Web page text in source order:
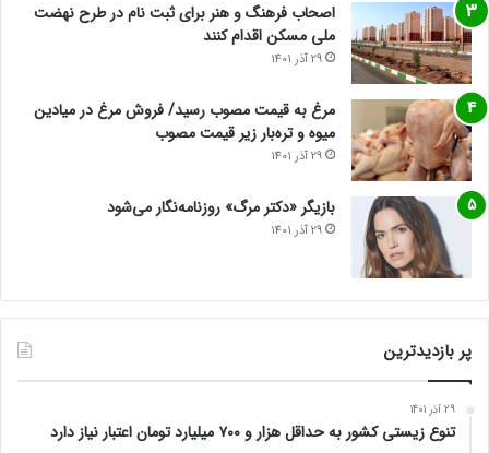
اصحاب فرهنگ و هنر برای ثبت نام در طرح نهضت
ملی مسکن اقدام کنند
29 آذر 1401
مرغ به قیمت مصوب رسید/ فروش مرغ در میادین
میوه و تره‌بار زیر قیمت مصوب
29 آذر 1401
بازیگر «دکتر مرگ» روزنامه‌نگار می‌شود
29 آذر 1401
پر بازدیدترین
29 آذر 1401
تنوع زیستی کشور به حداقل هزار و ۷۰۰ میلیارد تومان اعتبار نیاز دارد